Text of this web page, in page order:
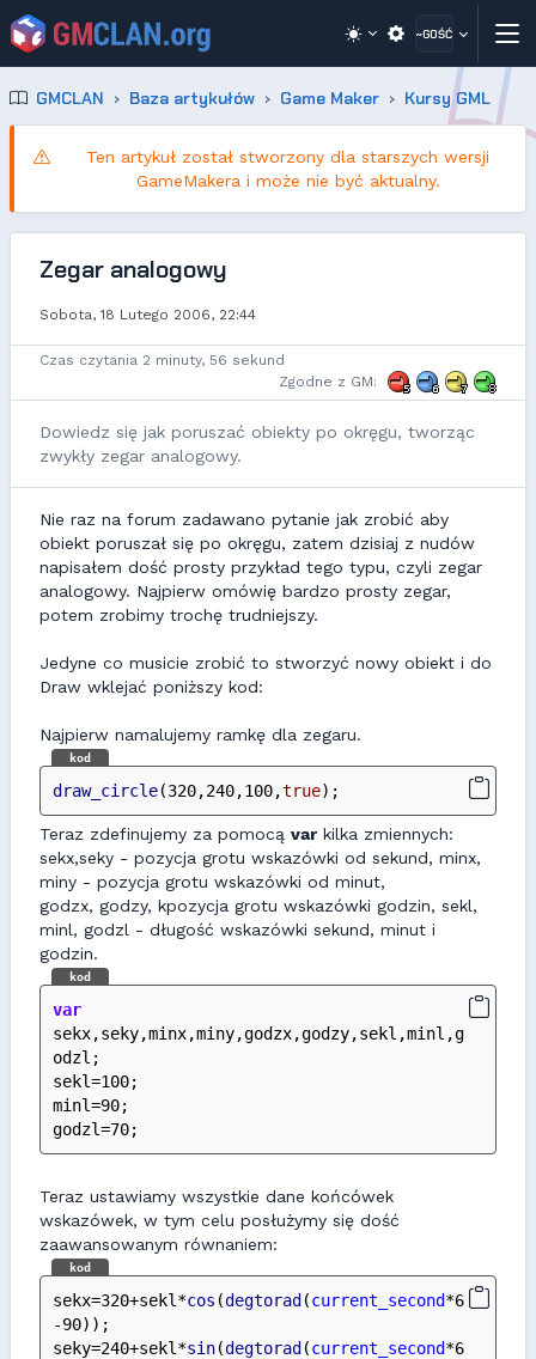
~GOŚĆ
GMCLAN Baza artykułów Game Maker Kursy GML
Ten artykuł został stworzony dla starszych wersji
GameMakera i może nie być aktualny.
Zegar analogowy
Sobota, 18 Lutego 2006, 22:44
Czas czytania 2 minuty, 56 sekund
Zgodne z GM:
Dowiedz się jak poruszać obiekty po okręgu, tworząc
zwykły zegar analogowy.
Nie raz na forum zadawano pytanie jak zrobić aby
obiekt poruszał się po okręgu, zatem dzisiaj z nudów
napisałem dość prosty przykład tego typu, czyli zegar
analogowy. Najpierw omówię bardzo prosty zegar,
potem zrobimy trochę trudniejszy.
Jedyne co musicie zrobić to stworzyć nowy obiekt i do
Draw wklejać poniższy kod:
Najpierw namalujemy ramkę dla zegaru.
kod
draw_circle(320,240,100,true);
Teraz zdefinujemy za pomocą var kilka zmiennych:
sekx,seky - pozycja grotu wskazówki od sekund, minx,
miny - pozycja grotu wskazówki od minut,
godzx, godzy, kpozycja grotu wskazówki godzin, sekl,
minl, godzl - długość wskazówki sekund, minut i
godzin.
kod
var
sekx,seky,minx,miny,godzx,godzy,sekl,minl,g
odzl;
sekl=100;
minl=90;
godzl=70;
Teraz ustawiamy wszystkie dane końcówek
wskazówek, w tym celu posłużymy się dość
zaawansowanym równaniem:
kod
sekx=320+sekl*cos (degtorad (current_second*6
-90));
seky=240+sekl*sin(degtorad (current_second*6